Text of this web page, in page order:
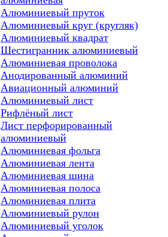
Алюминиевый пруток
Алюминиевый круг (кругляк)
Алюминиевый квадрат
Шестигранник алюминиевый
Алюминиевая проволока
Анодированный алюминий
Авиационный алюминий
Алюминиевый лист
Рифлёный лист
Лист перфорированный
алюминиевый
Алюминиевая фольга
Алюминиевая лента
Алюминиевая шина
Алюминиевая полоса
Алюминиевая плита
Алюминиевый рулон
Алюминиевый уголок